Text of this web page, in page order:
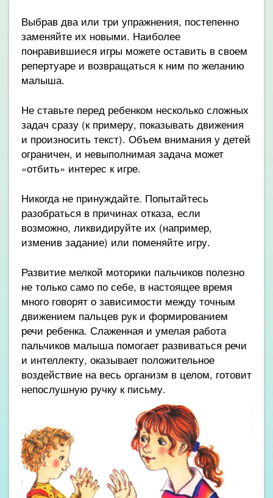
Выбрав два или три упражнения, постепенно
заменяйте их новыми. Наиболее
понравившиеся игры можете оставить в своем
репертуаре и возвращаться к ним по желанию
малыша.
Не ставьте перед ребенком несколько сложных
задач сразу (к примеру, показывать движения
и произносить текст). Объем внимания у детей
ограничен, и невыполнимая задача может
«отбить» интерес к игре.
Никогда не принуждайте. Попытайтесь
разобраться в причинах отказа, если
возможно, ликвидируйте их (например,
изменив задание) или поменяйте игру.
Развитие мелкой моторики пальчиков полезно
не только само по себе, в настоящее время
много говорят о зависимости между точным
движением пальцев рук и формированием
речи ребенка. Слаженная и умелая работа
пальчиков малыша помогает развиваться речи
и интеллекту, оказывает положительное
воздействие на весь организм в целом, готовит
непослушную ручку к письму.